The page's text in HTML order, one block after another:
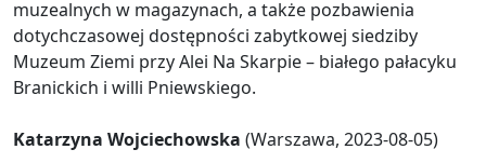
muzealnych w magazynach, a także pozbawienia
dotychczasowej dostępności zabytkowej siedziby
Muzeum Ziemi przy Alei Na Skarpie – białego pałacyku
Branickich i willi Pniewskiego.
Katarzyna Wojciechowska (Warszawa, 2023-08-05)